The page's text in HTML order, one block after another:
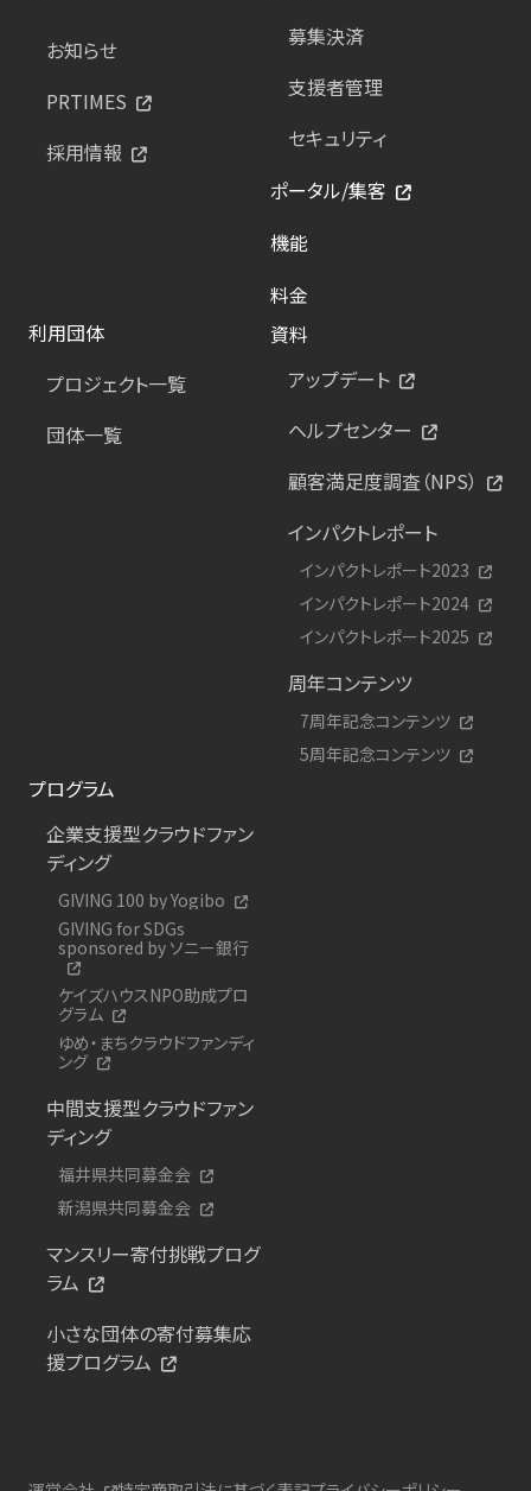
お知らせ
PRTIMES
採用情報
募集決済
支援者管理
セキュリティ
ポータル/集客
機能
料金
利用団体
プロジェクト一覧
団体一覧
資料
アップデート
ヘルプセンター
顧客満足度調査（NPS）
インパクトレポート
インパクトレポート2023
インパクトレポート2024
インパクトレポート2025
周年コンテンツ
7周年記念コンテンツ
5周年記念コンテンツ
プログラム
企業支援型クラウドファン
ディング
GIVING 100 by Yogibo
GIVING for SDGs
sponsored by ソニー銀行
ケイズハウスNPO助成プロ
グラム
ゆめ・まちクラウドファンディ
ング
中間支援型クラウドファン
ディング
福井県共同募金会
新潟県共同募金会
マンスリー寄付挑戦プログ
ラム
小さな団体の寄付募集応
援プログラム